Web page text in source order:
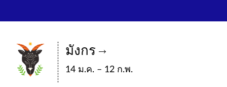
มังกร
14 ม.ค. – 12 ก.พ.